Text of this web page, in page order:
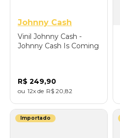
Johnny Cash
Vinil Johnny Cash -
Johnny Cash Is Coming
R$ 249,90
12 R$ 20 82
Importado